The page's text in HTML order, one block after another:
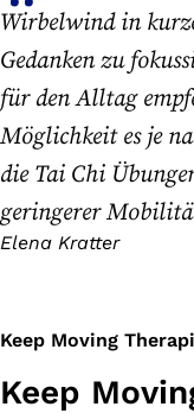
Wirbelwind in
Gedanken zu
für den Alltag
Möglichkeit es je
die Tai Chi
geringerer
Elena Kratter
Keep Moving
Keep